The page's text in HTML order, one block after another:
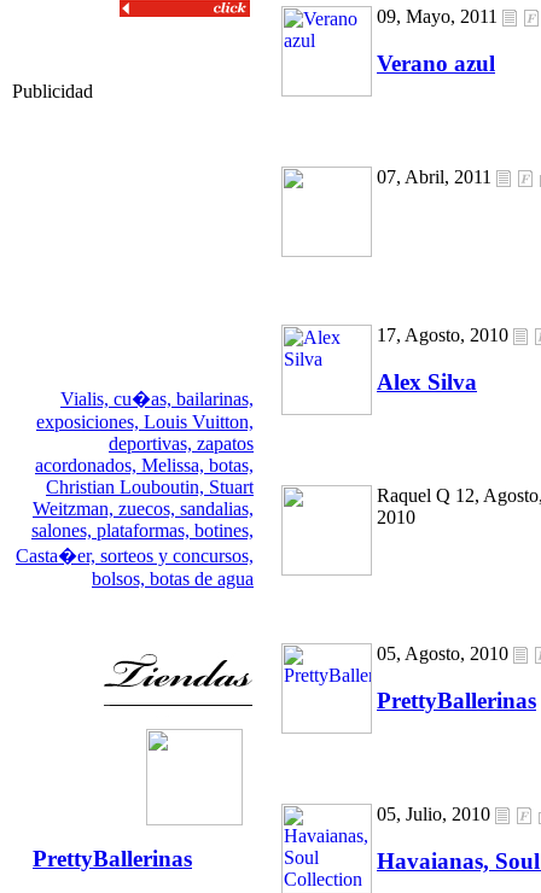
Publicidad
Vialis, cu�as, bailarinas,
exposiciones, Louis Vuitton,
deportivas, zapatos
acordonados, Melissa, botas,
Christian Louboutin, Stuart
Weitzman, zuecos, sandalias,
salones, plataformas, botines,
Casta�er, sorteos y concursos,
bolsos, botas de agua
PrettyBallerinas
09, Mayo, 2011
Verano azul
07, Abril, 2011
17, Agosto, 2010
Alex Silva
Raquel Q 12,
2010
05, Agosto, 2010
PrettyBallerinas
05, Julio, 2010
Havaianas,